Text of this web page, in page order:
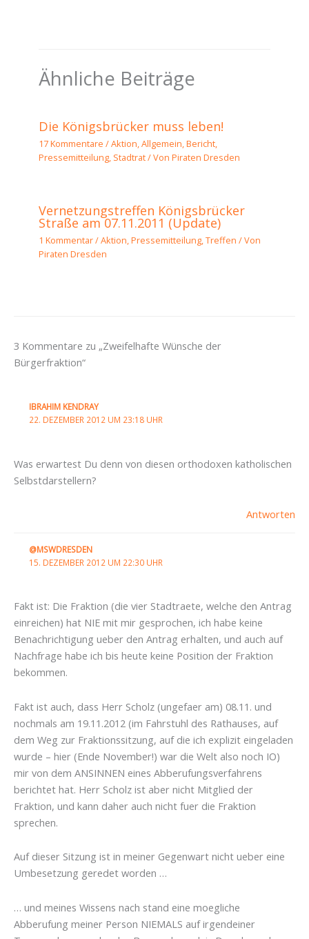
Ähnliche Beiträge
Die Königsbrücker muss leben!
17 Kommentare /Aktion,Allgemein,Bericht,
Pressemitteilung, Stadtrat/ VonPiraten Dresden
Vernetzungstreffen Königsbrücker
Straße am 07.11.2011 (Update)
1 Kommentar/Aktion,Pressemitteilung,Treffen / Von
Piraten Dresden
3 Kommentare zu „Zweifelhafte Wünsche der
Bürgerfraktion“
IBRAHIM KENDRAY
22. DEZEMBER 2012 UM 23:18 UHR
Was erwartest Du denn von diesen orthodoxen katholischen
Selbstdarstellern?
Antworten
@MSWDRESDEN
15. DEZEMBER 2012 UM 22:30 UHR
Fakt ist: Die Fraktion (die vier Stadtraete, welche den Antrag
einreichen) hat NIE mit mir gesprochen, ich habe keine
Benachrichtigung ueber den Antrag erhalten, und auch auf
Nachfrage habe ich bis heute keine Position der Fraktion
bekommen.
Fakt ist auch, dass Herr Scholz (ungefaer am) 08.11. und
nochmals am 19.11.2012 (im Fahrstuhl des Rathauses, auf
dem Weg zur Fraktionssitzung, auf die ich explizit eingeladen
wurde – hier (Ende November!) war die Welt also noch IO)
mir von dem ANSINNEN eines Abberufungsverfahrens
berichtet hat. Herr Scholz ist aber nicht Mitglied der
Fraktion, und kann daher auch nicht fuer die Fraktion
sprechen.
Auf dieser Sitzung ist in meiner Gegenwart nicht ueber eine
Umbesetzung geredet worden …
… und meines Wissens nach stand eine moegliche
Abberufung meiner Person NIEMALS auf irgendeiner